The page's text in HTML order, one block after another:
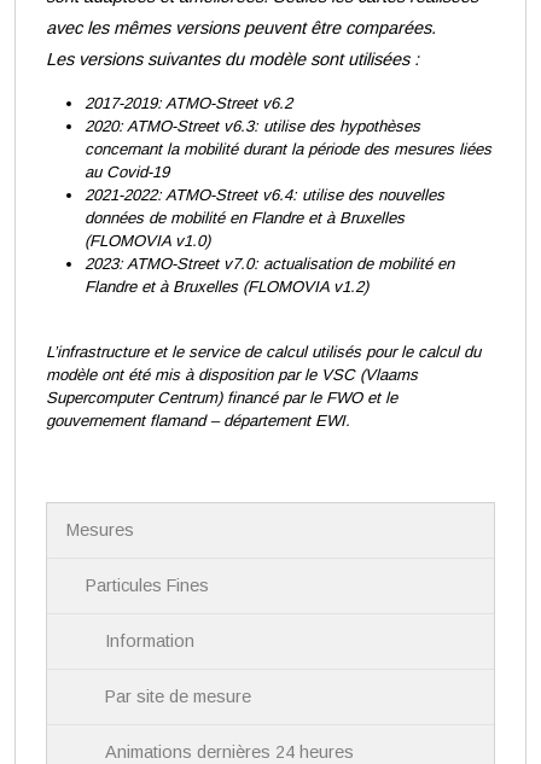
avec les mêmes versions peuvent être comparées.
Les versions suivantes du modèle sont utilisées :
2017-2019: ATMO-Street v6.2
2020: ATMO-Street v6.3: utilise des hypothèses
concernant la mobilité durant la période des mesures liées
au Covid-19
2021-2022: ATMO-Street v6.4: utilise des nouvelles
données de mobilité en Flandre et à Bruxelles
(FLOMOVIA v1.0)
2023: ATMO-Street v7.0: actualisation de mobilité en
Flandre et à Bruxelles (FLOMOVIA v1.2)
L’infrastructure et le service de calcul utilisés pour le calcul du
modèle ont été mis à disposition par le VSC (Vlaams
Supercomputer Centrum) financé par le FWO et le
gouvernement flamand – département EWI.
Mesures
Particules Fines
Information
Par site de mesure
Animations dernières 24 heures